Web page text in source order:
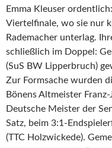
Emma Kleuser
Viertelfinale, wo sie nur
Rademacher unterlag.
schließlich im Doppel:
(SuS BW Lipperbruch)
Zur Formsache wurden
Bönens Altmeister
Deutsche Meister der
Satz, beim 3:1-
(TTC Holzwickede).